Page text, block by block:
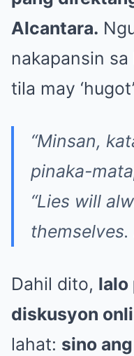
Alcantara.
nakapansin
tila may
“Minsan,
pinaka-
“Lies will
themselves.
Dahil dito, lalo
diskusyon
lahat: sino